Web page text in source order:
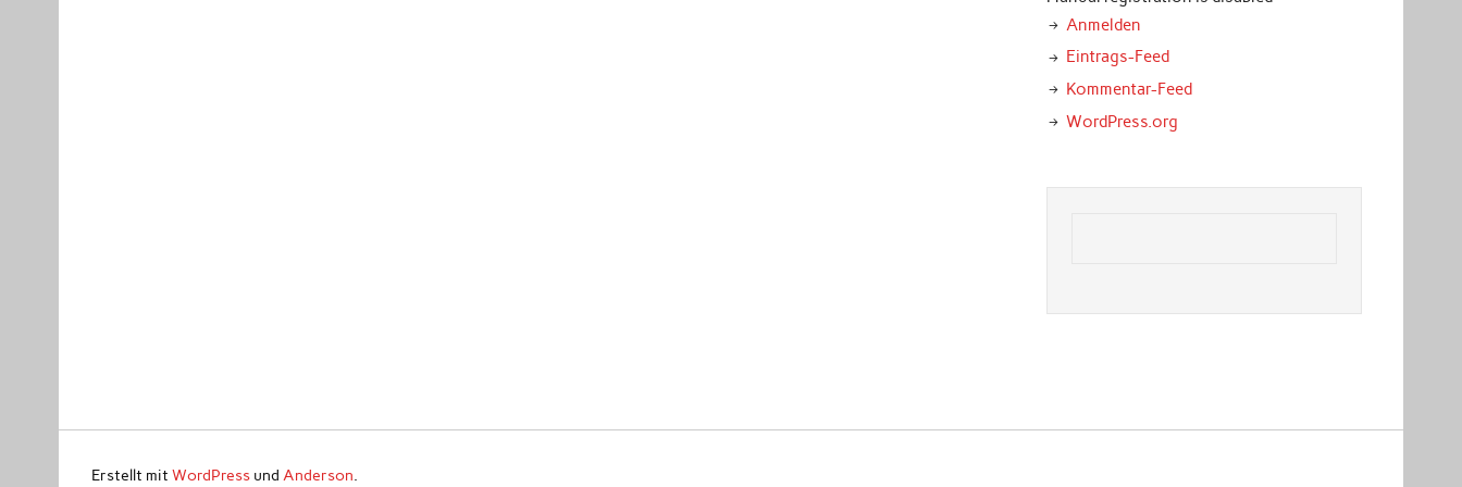
Anmelden
Eintrags-Feed
Kommentar-Feed
WordPress.org
Erstellt mitWordPress und Anderson